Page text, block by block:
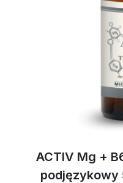
ACTIV Mg +
podjęzykowy